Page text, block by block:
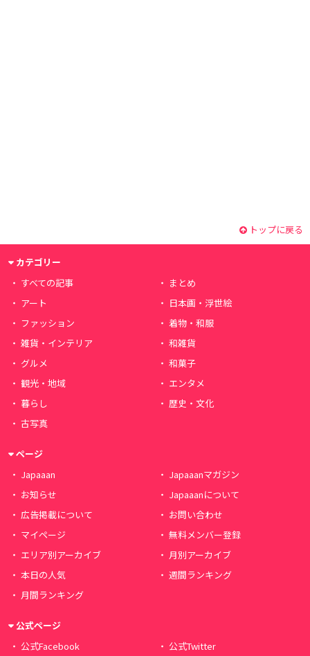
トップに戻る
カテゴリー
すべての記事
まとめ
アート
日本画・浮世絵
ファッション
着物・和服
雑貨・インテリア
和雑貨
グルメ
和菓子
観光・地域
エンタメ
暮らし
歴史・文化
古写真
ページ
Japaaan
Japaaanマガジン
お知らせ
Japaaanについて
広告掲載について
お問い合わせ
マイページ
無料メンバー登録
エリア別アーカイブ
月別アーカイブ
本日の人気
週間ランキング
月間ランキング
公式ページ
公式Facebook
公式Twitter